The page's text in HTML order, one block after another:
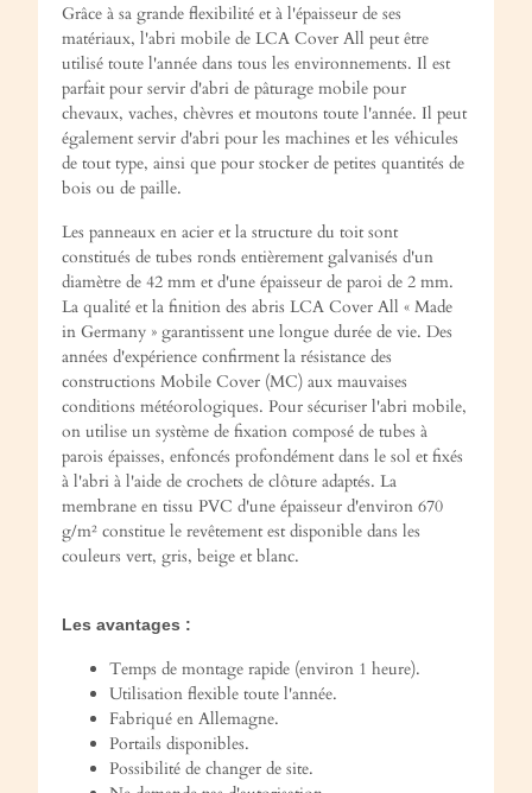
Grâce à sa grande flexibilité et à l'épaisseur de ses
matériaux, l'abri mobile de LCA Cover All peut être
utilisé toute l'année dans tous les environnements. Il est
parfait pour servir d'abri de pâturage mobile pour
chevaux, vaches, chèvres et moutons toute l'année. Il peut
également servir d'abri pour les machines et les véhicules
de tout type, ainsi que pour stocker de petites quantités de
bois ou de paille.
Les panneaux en acier et la structure du toit sont
constitués de tubes ronds entièrement galvanisés d'un
diamètre de 42 mm et d'une épaisseur de paroi de 2 mm.
La qualité et la finition des abris LCA Cover All « Made
in Germany » garantissent une longue durée de vie. Des
années d'expérience confirment la résistance des
constructions Mobile Cover (MC) aux mauvaises
conditions météorologiques. Pour sécuriser l'abri mobile,
on utilise un système de fixation composé de tubes à
parois épaisses, enfoncés profondément dans le sol et fixés
à l'abri à l'aide de crochets de clôture adaptés. La
membrane en tissu PVC d'une épaisseur d'environ 670
g/m² constitue le revêtement est disponible dans les
couleurs vert, gris, beige et blanc.
Les avantages :
Temps de montage rapide (environ 1 heure).
Utilisation flexible toute l'année.
Fabriqué en Allemagne.
Portails disponibles.
Possibilité de changer de site.